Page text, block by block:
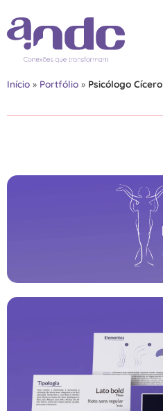
Início » Portfólio » Psicólogo Cícero